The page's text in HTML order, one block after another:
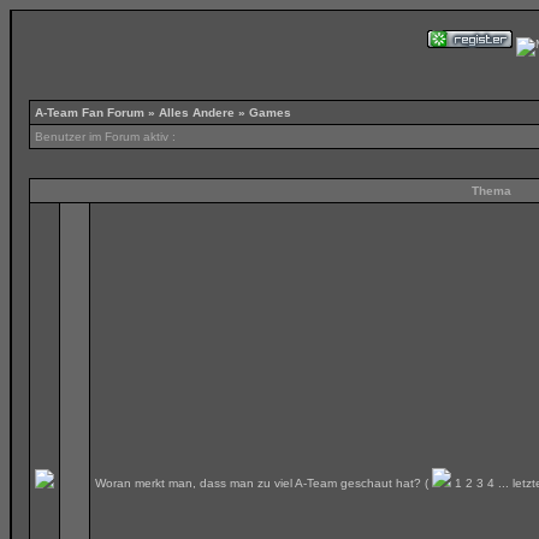
A-Team Fan Forum» Alles Andere » Games
Benutzer im Forum aktiv :
Thema
Woran merkt man, dass man zu viel A-Team geschaut hat? ( 1 2 3 4